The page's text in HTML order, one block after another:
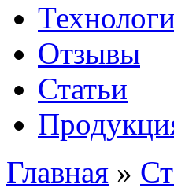
Отзывы
Статьи
Главная »